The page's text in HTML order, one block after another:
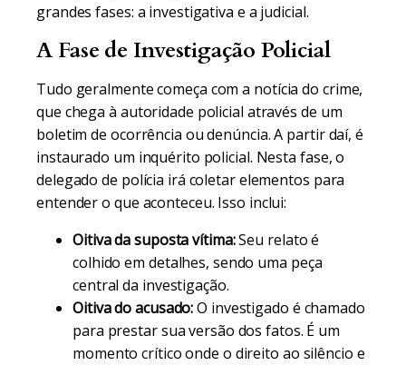
grandes fases: a investigativa e a judicial.
A Fase de Investigação Policial
Tudo geralmente começa com a notícia do crime,
que chega à autoridade policial através de um
boletim de ocorrência ou denúncia. A partir daí, é
instaurado um inquérito policial. Nesta fase, o
delegado de polícia irá coletar elementos para
entender o que aconteceu. Isso inclui:
Oitiva da suposta vítima:Seu relato é
colhido em detalhes, sendo uma peça
central da investigação.
Oitiva do acusado:O investigado é chamado
para prestar sua versão dos fatos. É um
momento crítico onde o direito ao silêncio e